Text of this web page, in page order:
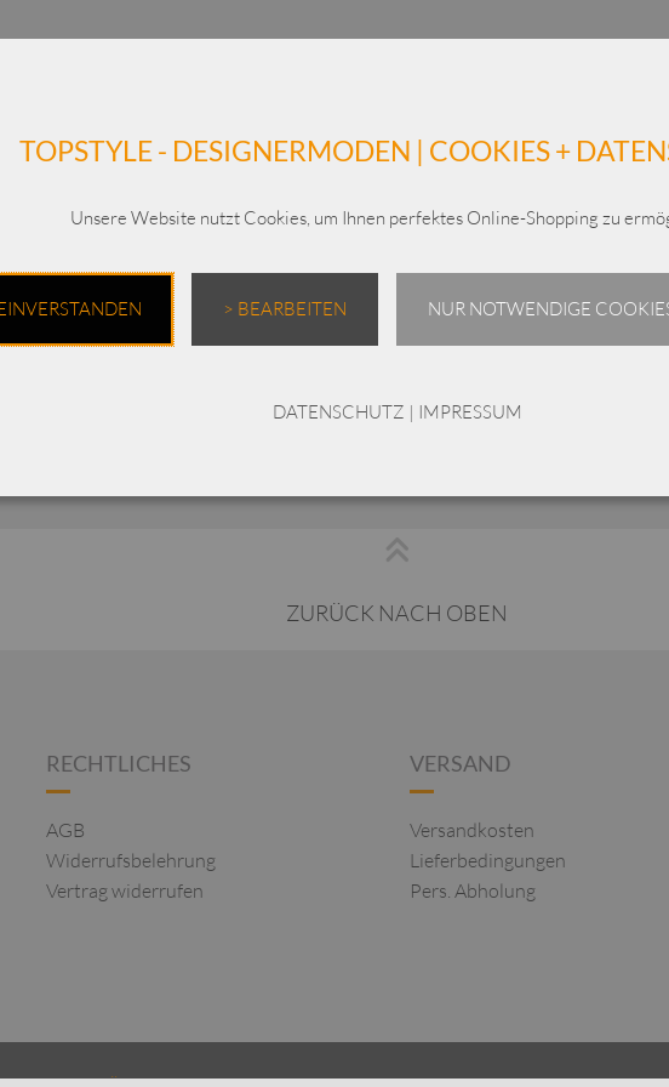
ZURÜCK NACH OBEN
RECHTLICHES
AGB
Widerrufsbelehrung
Vertrag widerrufen
VERSAND
Versandkosten
Lieferbedingungen
Pers. Abholung
TOPSTYLE - DESIGNERMODEN | COOKIES +
Unsere Website nutzt Cookies, um Ihnen perfektes Online-Shopping zu
> BEARBEITEN NUR NOTWENDIGE
DATENSCHUTZ | IMPRESSUM